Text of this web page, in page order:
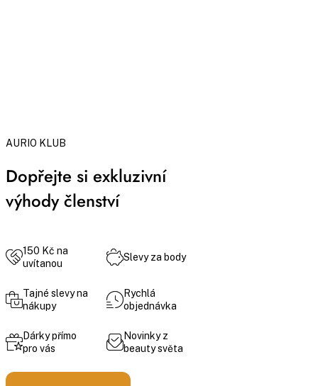
AURIO KLUB
Dopřejte si exkluzivní
výhody členství
150 Kč na
uvítanou
Slevy za body
Tajné slevy na
nákupy
Rychlá
objednávka
Dárky přímo
pro vás
Novinky z
beauty světa